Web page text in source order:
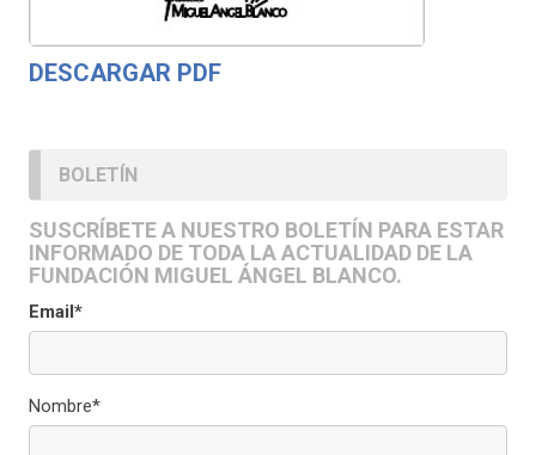
DESCARGAR PDF
BOLETÍN
SUSCRÍBETE A NUESTRO BOLETÍN PARA ESTAR
INFORMADO DE TODA LA ACTUALIDAD DE LA
FUNDACIÓN MIGUEL ÁNGEL BLANCO.
Email*
Nombre*